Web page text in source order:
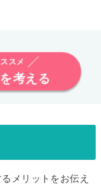
スメ
考える
メリットをお伝え